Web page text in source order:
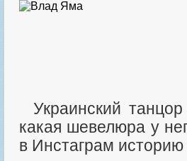
Украинский танцор Влад Яма показал подписчикам,
какая шевелюра у
в Инстаграм историю